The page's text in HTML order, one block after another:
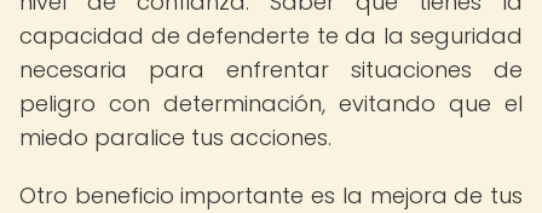
capacidad de defenderte te da la seguridad
necesaria para enfrentar situaciones de
peligro con determinación, evitando que el
miedo paralice tus acciones.
Otro beneficio importante es la mejora de tus